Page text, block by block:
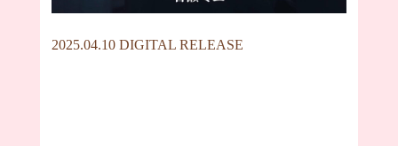
2025.04.10 DIGITAL RELEASE